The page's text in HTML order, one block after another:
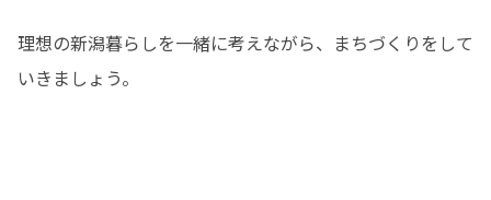
理想の新潟暮らしを一緒に考えながら、まちづくりをして
いきましょう。